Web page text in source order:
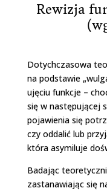
Rewizja
Dotychczasowa
na podstawie
ujęciu funkcje –
się w następującej
pojawienia się
czy oddalić lub
która asymiluje
Badając
zastanawiając się